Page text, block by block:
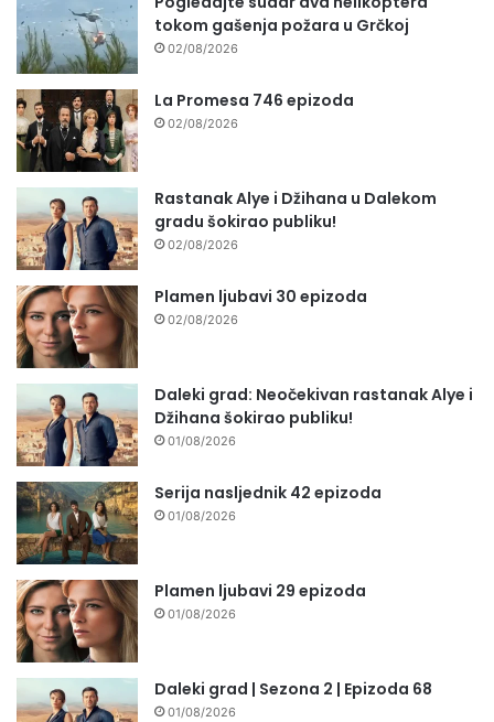
tokom gašenja požara u Grčkoj
02/08/2026
La Promesa 746 epizoda
02/08/2026
Rastanak Alye i Džihana u Dalekom
gradu šokirao publiku!
02/08/2026
Plamen ljubavi 30 epizoda
02/08/2026
Daleki grad: Neočekivan rastanak Alye i
Džihana šokirao publiku!
01/08/2026
Serija nasljednik 42 epizoda
01/08/2026
Plamen ljubavi 29 epizoda
01/08/2026
Daleki grad | Sezona 2 | Epizoda 68
01/08/2026